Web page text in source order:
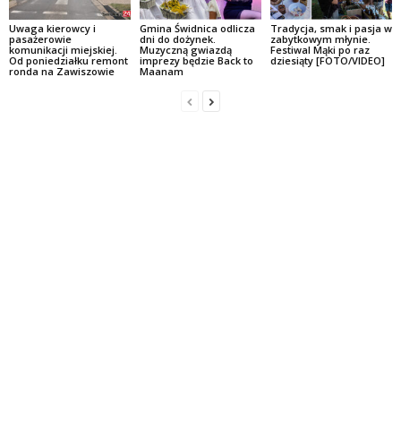
Uwaga kierowcy i
pasażerowie
komunikacji miejskiej.
Od poniedziałku remont
ronda na Zawiszowie
Gmina Świdnica odlicza
dni do dożynek.
Muzyczną gwiazdą
imprezy będzie Back to
Maanam
Tradycja, smak i pasja w
zabytkowym młynie.
Festiwal Mąki po raz
dziesiąty [FOTO/VIDEO]